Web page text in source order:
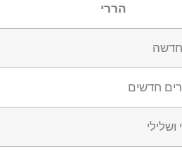
הררי
חדשה
חדשים
ושלילי